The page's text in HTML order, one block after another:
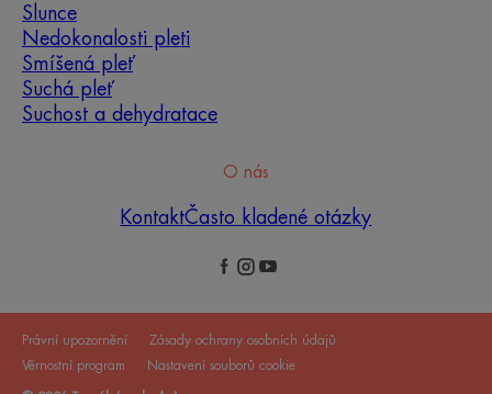
Slunce
Nedokonalosti pleti
Smíšená pleť
Suchá pleť
Suchost a dehydratace
O nás
KontaktČasto kladené otázky
Právní upozornění
Zásady ochrany osobních údajů
Věrnostní program
Nastavení souborů cookie